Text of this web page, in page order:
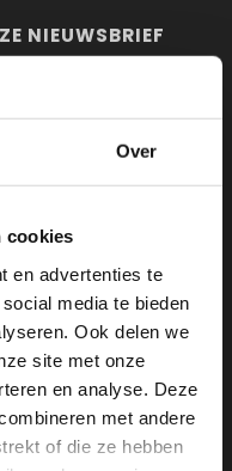
Over
cookies
en advertenties te
media te bieden
Ook delen we
site met onze
en analyse. Deze
met andere
of die ze hebben
NIEUWSBRIEF
24
80